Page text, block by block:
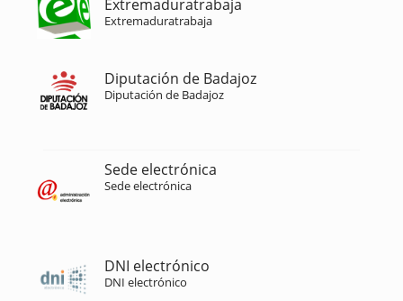
Extremaduratrabaja
Extremaduratrabaja
Diputación de Badajoz
Diputación de Badajoz
Sede electrónica
Sede electrónica
DNI electrónico
DNI electrónico